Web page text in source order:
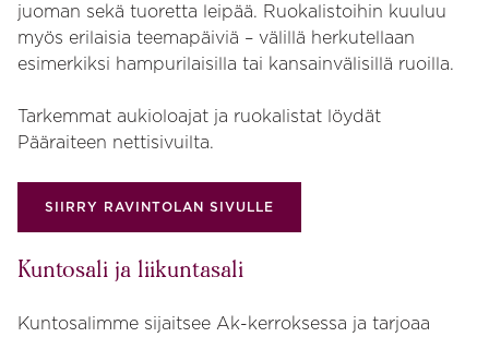
juoman sekä tuoretta leipää. Ruokalistoihin kuuluu
myös erilaisia teemapäiviä – välillä herkutellaan
esimerkiksi hampurilaisilla tai kansainvälisillä ruoilla.
Tarkemmat aukioloajat ja ruokalistat löydät
Pääraiteen nettisivuilta.
SIIRRY RAVINTOLAN SIVULLE
Kuntosali ja liikuntasali
Kuntosalimme sijaitsee Ak-kerroksessa ja tarjoaa